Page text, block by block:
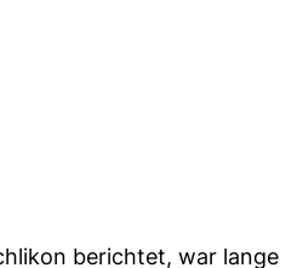
berichtet, war lange